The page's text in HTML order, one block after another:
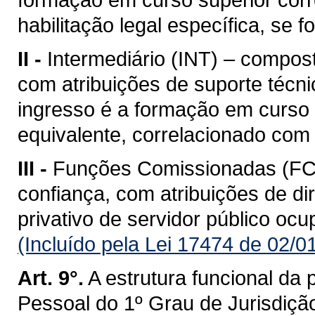
habilitação legal específica, se
II - Intermediário (INT) –
com atribuições de suporte
ingresso é a formação em
equivalente, correlacionado
III - Funções Comissionadas
confiança, com atribuições de
privativo de servidor público
(Incluído pela Lei 17474 de 02/
Art. 9°. A estrutura funcional da
Pessoal do 1º Grau de